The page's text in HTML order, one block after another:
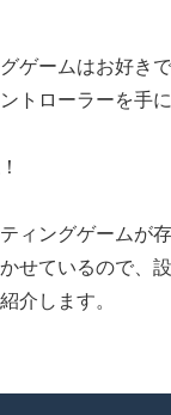
ゲームはお好き
トローラーを手
ィングゲームが
せているので、
介します。